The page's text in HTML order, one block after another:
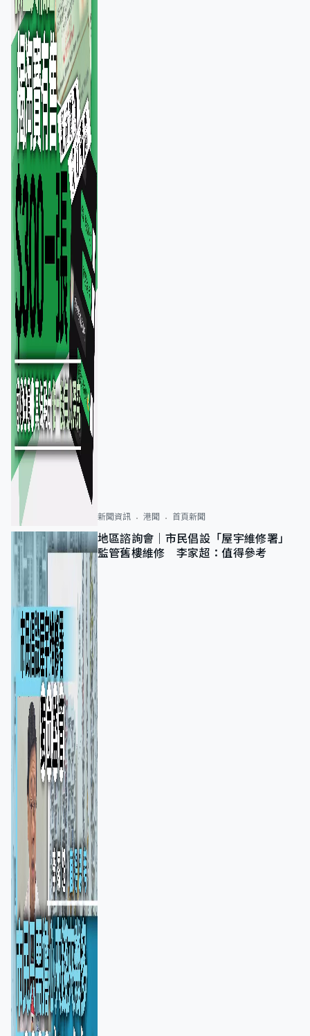
新聞資訊 港聞 首頁新聞
地區諮詢會｜市民倡設「屋宇維修署」
監管舊樓維修 李家超：值得參考